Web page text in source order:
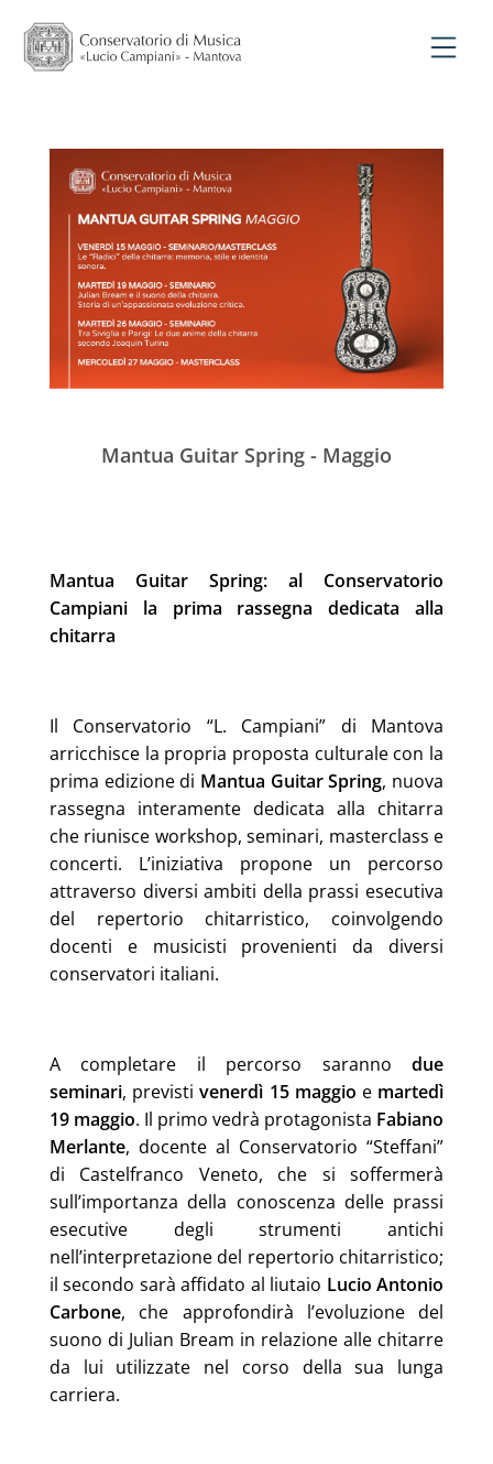
Mantua Guitar Spring - Maggio
Mantua Guitar Spring: al Conservatorio
Campiani la prima rassegna dedicata alla
chitarra
Il Conservatorio “L. Campiani” di Mantova
arricchisce la propria proposta culturale con la
prima edizione di Mantua Guitar Spring, nuova
rassegna interamente dedicata alla chitarra
che riunisce workshop, seminari, masterclass e
concerti. L’iniziativa propone un percorso
attraverso diversi ambiti della prassi esecutiva
del repertorio chitarristico, coinvolgendo
docenti e musicisti provenienti da diversi
conservatori italiani.
A completare il percorso saranno due
seminari, previstivenerdì 15 maggio e martedì
19 maggio. Il primo vedrà protagonista Fabiano
Merlante, docente al Conservatorio “Steffani”
di Castelfranco Veneto, che si soffermerà
sull’importanza della conoscenza delle prassi
esecutive degli strumenti antichi
nell’interpretazione del repertorio chitarristico;
il secondo sarà affidato al liutaio Lucio Antonio
Carbone, che approfondirà l’evoluzione del
suono di Julian Bream in relazione alle chitarre
da lui utilizzate nel corso della sua lunga
carriera.